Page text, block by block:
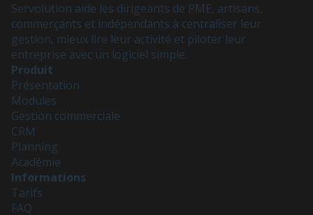
Servolution aide les dirigeants de PME, artisans,
commerçants et indépendants à centraliser leur
gestion, mieux lire leur activité et piloter leur
entreprise avec un logiciel simple.
Produit
Présentation
Modules
Gestion commerciale
CRM
Planning
Académie
Informations
Tarifs
FAQ